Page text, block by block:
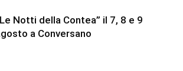
Notti della Contea” il 7, 8 e 9
a Conversano